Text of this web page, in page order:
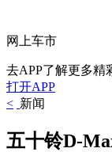
网上车市
去APP了解更多精
打开APP
< 新闻
五十铃D-